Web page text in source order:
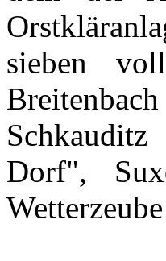
sieben
Schkauditz
Dorf",